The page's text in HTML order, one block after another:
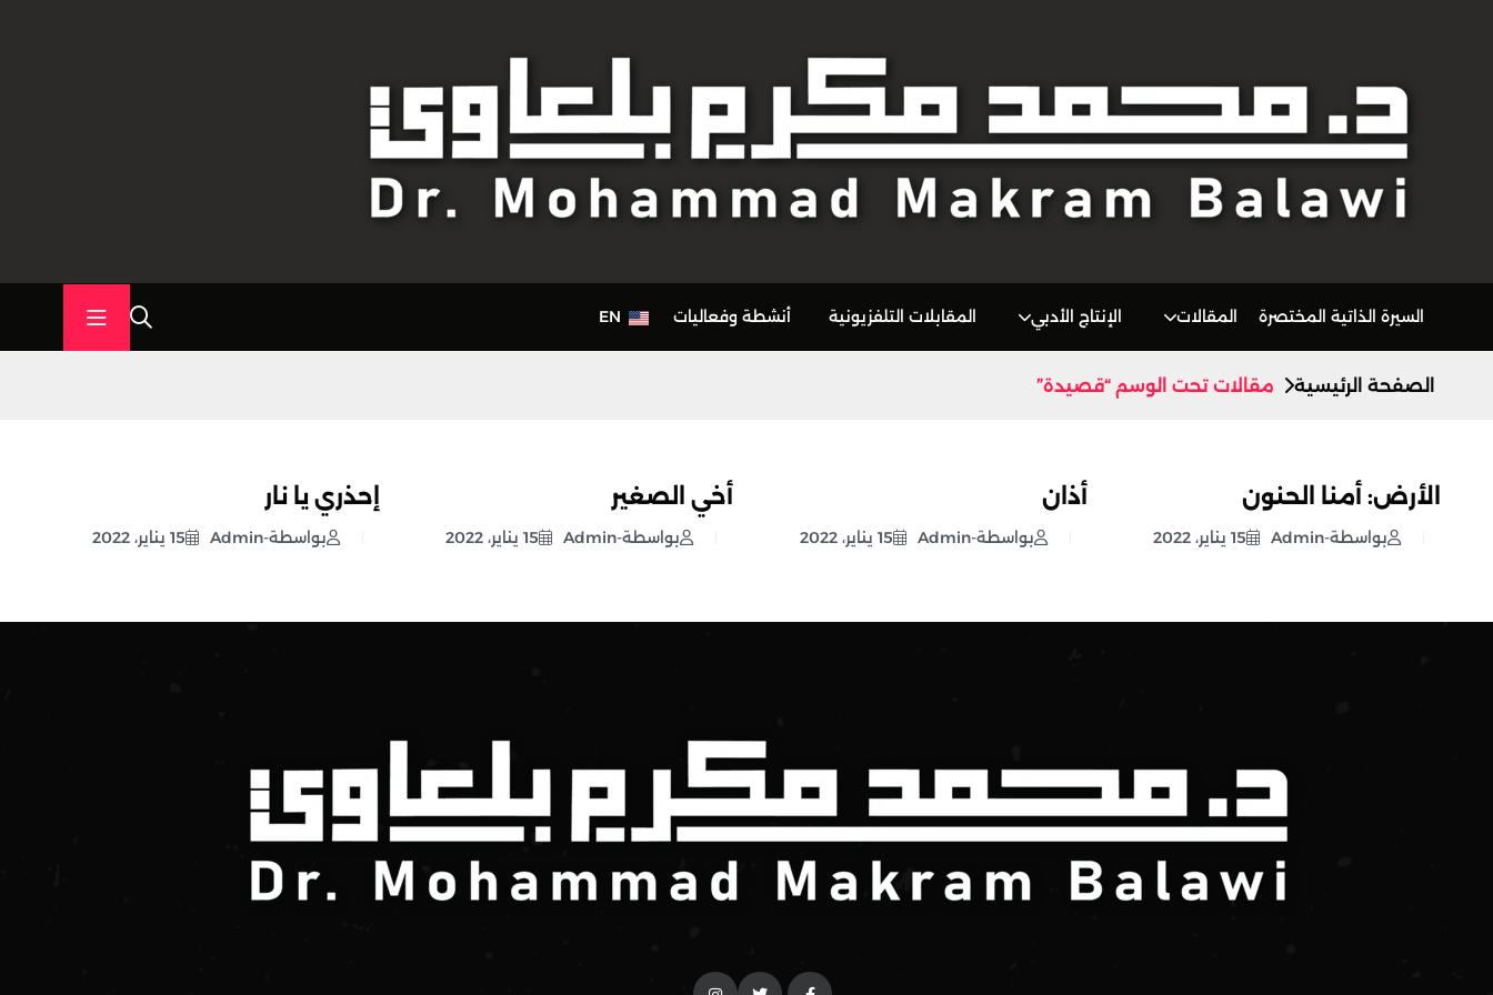
السيرة الذاتية المختصرة المقالات الإنتاج الأدبي المقابلات التلفزيونية أنشطة وفعاليات EN
الصفحة الرئيسية مقالات تحت الوسم “قصيدة”
الأرض: أمنا الحنون
بواسطة-Admin 15 يناير، 2022
أذان
بواسطة-Admin 15 يناير، 2022
أخي الصغير
بواسطة-Admin 15 يناير، 2022
إحذري يا نار
بواسطة-Admin 15 يناير، 2022